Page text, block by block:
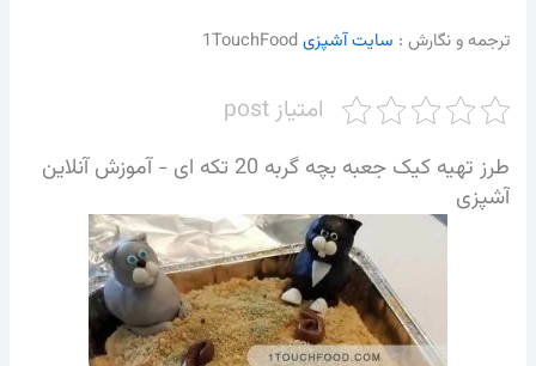
ترجمه و نگارش :‌ سایت آشپزی1TouchFood
امتیاز post
طرز تهیه کیک جعبه بچه گربه 20 تکه ای - آموزش آنلاین
آشپزی